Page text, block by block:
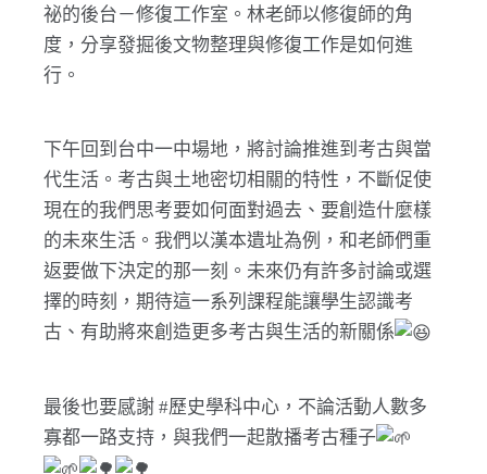
祕的後台－修復工作室。林老師以修復師的角
度，分享發掘後文物整理與修復工作是如何進
行。
下午回到台中一中場地，將討論推進到考古與當
代生活。考古與土地密切相關的特性，不斷促使
現在的我們思考要如何面對過去、要創造什麼樣
的未來生活。我們以漢本遺址為例，和老師們重
返要做下決定的那一刻。未來仍有許多討論或選
擇的時刻，期待這一系列課程能讓學生認識考
古、有助將來創造更多考古與生活的新關係
最後也要感謝 #歷史學科中心，不論活動人數多
寡都一路支持，與我們一起散播考古種子